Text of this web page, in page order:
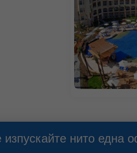
изпускайте нито една